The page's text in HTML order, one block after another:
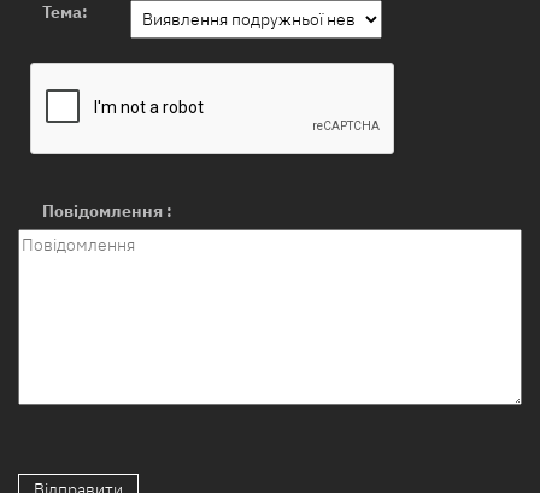
Тема:
Повідомлення :